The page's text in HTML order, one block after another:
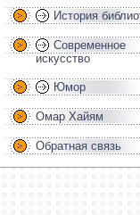
История
Современное
искусство
Юмор
Омар Хайям
Обратная связь